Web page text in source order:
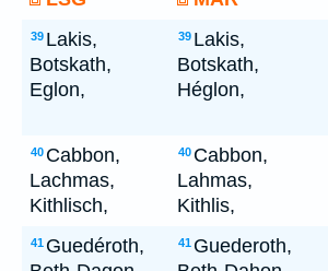
39 Lakis,
Botskath,
Eglon,
39 Lakis,
Botskath,
Héglon,
40 Cabbon,
Lachmas,
Kithlisch,
40 Cabbon,
Lahmas,
Kithlis,
41 Guedéroth,
41 Guederoth,